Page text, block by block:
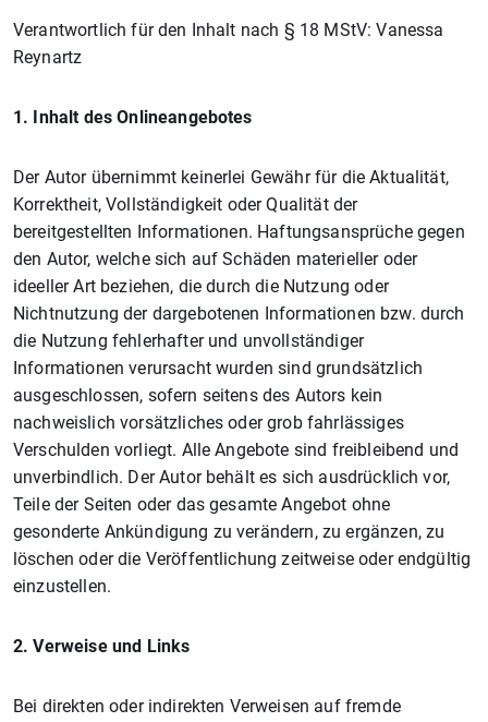
Verantwortlich für den Inhalt nach § 18 MStV: Vanessa
Reynartz
1. Inhalt des Onlineangebotes
Der Autor übernimmt keinerlei Gewähr für die Aktualität,
Korrektheit, Vollständigkeit oder Qualität der
bereitgestellten Informationen. Haftungsansprüche gegen
den Autor, welche sich auf Schäden materieller oder
ideeller Art beziehen, die durch die Nutzung oder
Nichtnutzung der dargebotenen Informationen bzw. durch
die Nutzung fehlerhafter und unvollständiger
Informationen verursacht wurden sind grundsätzlich
ausgeschlossen, sofern seitens des Autors kein
nachweislich vorsätzliches oder grob fahrlässiges
Verschulden vorliegt. Alle Angebote sind freibleibend und
unverbindlich. Der Autor behält es sich ausdrücklich vor,
Teile der Seiten oder das gesamte Angebot ohne
gesonderte Ankündigung zu verändern, zu ergänzen, zu
löschen oder die Veröffentlichung zeitweise oder endgültig
einzustellen.
2. Verweise und Links
Bei direkten oder indirekten Verweisen auf fremde